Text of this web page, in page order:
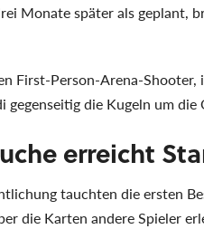
Monate später als geplant,
First-Person-Arena-
gegenseitig die Kugeln um
erreicht
tauchten die ersten
die Karten andere Spieler